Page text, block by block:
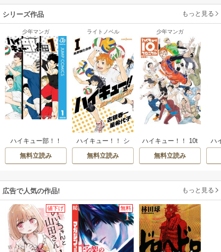
シリーズ作品 もっと見る
少年マンガ
ハイキュー部！！
無料立読み
ライトノベル
ハイキュー！！ シ
ョーセツバン！！
無料立読み
少年マンガ
ハイキュー！！ 10t
hクロニクル
無料立読み
ハ
広告で人気の作品! もっと見る
値下げ 無料